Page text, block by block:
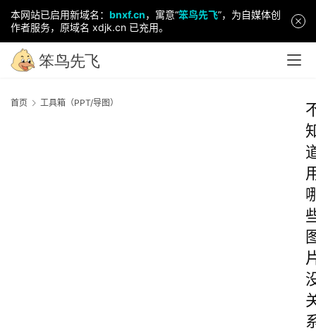
本网站已启用新域名： bnxf.cn，寓意“笨鸟先飞”，为自媒体创
作者服务，原域名 xdjk.cn 已充用。
首页 工具箱（PPT/导图）